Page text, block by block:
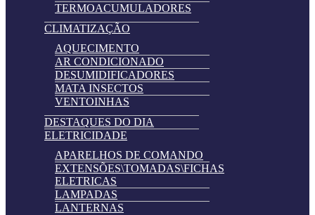
TERMOACUMULADORES
CLIMATIZAÇÃO
AQUECIMENTO
AR CONDICIONADO
DESUMIDIFICADORES
MATA INSECTOS
VENTOINHAS
DESTAQUES DO DIA
ELETRICIDADE
APARELHOS DE COMANDO
EXTENSÕES\TOMADAS\FICHAS
ELETRICAS
LAMPADAS
LANTERNAS